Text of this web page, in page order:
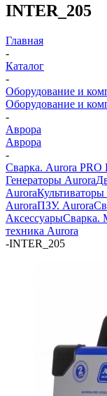
INTER_205
Главная
-
Каталог
-
Оборудование и
Оборудование и
-
Аврора
Аврора
-
Сварка. Aurora
Генераторы Aurora
Aurora
AuroraПЗУ. Aurora
АксессуарыСварка.
техника Aurora
-INTER_205